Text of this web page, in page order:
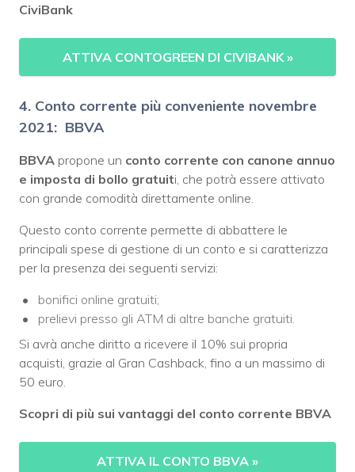
CiviBank
ATTIVA CONTOGREEN DI CIVIBANK»
4. Conto corrente più conveniente novembre
2021: BBVA
BBVA propone un conto corrente con canone annuo
e imposta di bollo gratuiti, che potrà essere attivato
con grande comodità direttamente online.
Questo conto corrente permette di abbattere le
principali spese di gestione di un conto e si caratterizza
per la presenza dei seguenti servizi:
bonifici online gratuiti;
prelievi presso gli ATM di altre banche gratuiti.
Si avrà anche diritto a ricevere il 10% sui propria
acquisti, grazie al Gran Cashback, fino a un massimo di
50 euro.
Scopri di più sui vantaggi del conto corrente BBVA
ATTIVA IL CONTO BBVA »